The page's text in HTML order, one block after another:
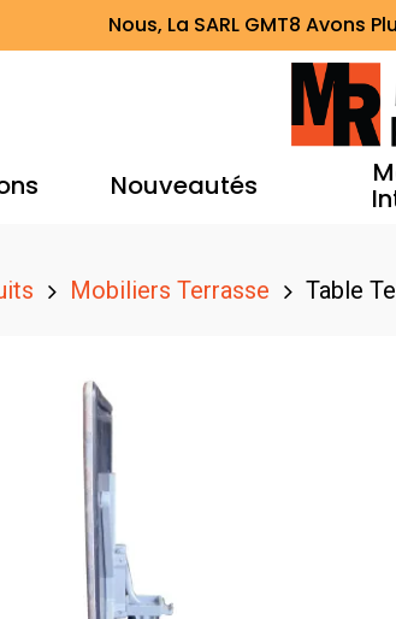
Nous, La SARL GMT8 Avons
Nouveautés
Mobiliers Terrasse Table